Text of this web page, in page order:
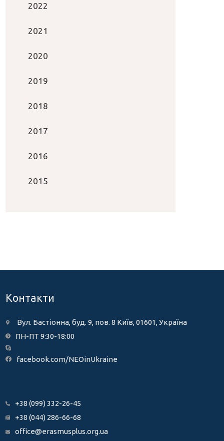
2022
2021
2020
2019
2018
2017
2016
2015
Контакти
Вул. Бастіонна, буд. 9, пов. 8 Київ, 01601, Україна
ПН-ПТ 9:30-18:00
facebook.com/NEOinUkraine
+38 (099) 332-26-45
+38 (044) 286-66-68
office@erasmusplus.org.ua